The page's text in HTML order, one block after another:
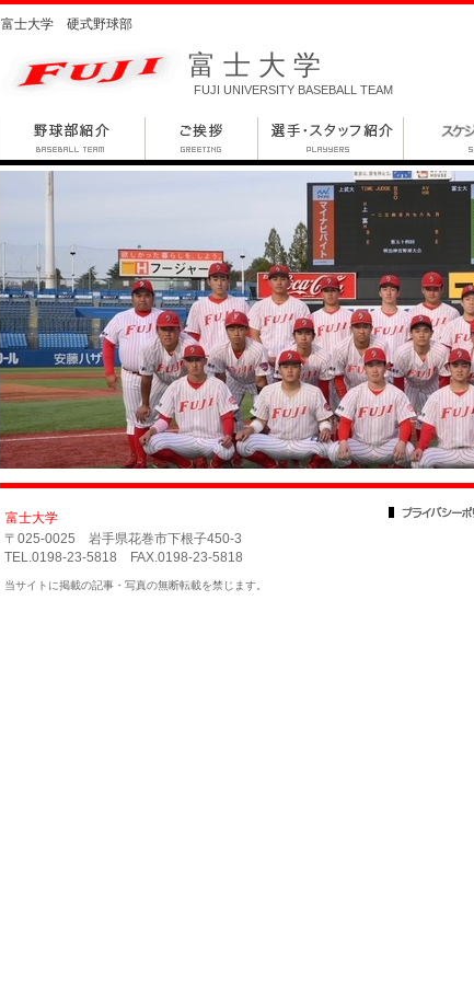
富士大学 硬式野球部
富士大学
FUJI UNIVERSITY BASEBALL TEAM
富士大学
〒025-0025 岩手県花巻市下根子450-3
TEL.0198-23-5818 FAX.0198-23-5818
当サイトに掲載の記事・写真の無断転載を禁じます。